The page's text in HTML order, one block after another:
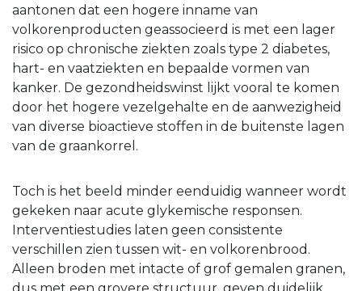
aantonen dat een hogere inname van
volkorenproducten geassocieerd is met een lager
risico op chronische ziekten zoals type 2 diabetes,
hart- en vaatziekten en bepaalde vormen van
kanker. De gezondheidswinst lijkt vooral te komen
door het hogere vezelgehalte en de aanwezigheid
van diverse bioactieve stoffen in de buitenste lagen
van de graankorrel.
Toch is het beeld minder eenduidig wanneer wordt
gekeken naar acute glykemische responsen.
Interventiestudies laten geen consistente
verschillen zien tussen wit- en volkorenbrood.
Alleen broden met intacte of grof gemalen granen,